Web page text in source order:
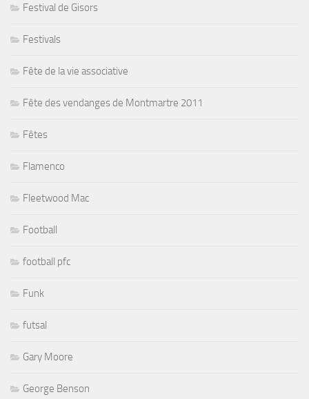
Festival de Gisors
Festivals
Fête de la vie associative
Fête des vendanges de Montmartre 2011
Fêtes
Flamenco
Fleetwood Mac
Football
football pfc
Funk
futsal
Gary Moore
George Benson